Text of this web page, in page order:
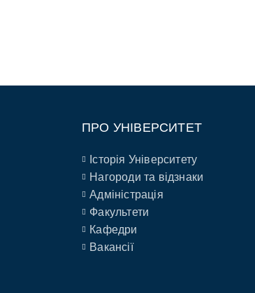
ПРО УНІВЕРСИТЕТ
Історія Університету
Нагороди та відзнаки
Адміністрація
Факультети
Кафедри
Вакансії